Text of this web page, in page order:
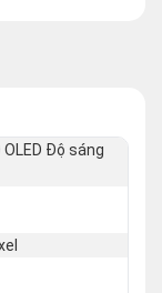
OLED Độ sáng